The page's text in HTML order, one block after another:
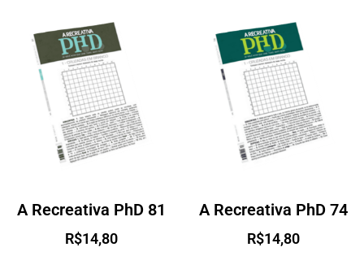
A Recreativa PhD 81
R$14,80
A Recreativa PhD 74
R$14,80